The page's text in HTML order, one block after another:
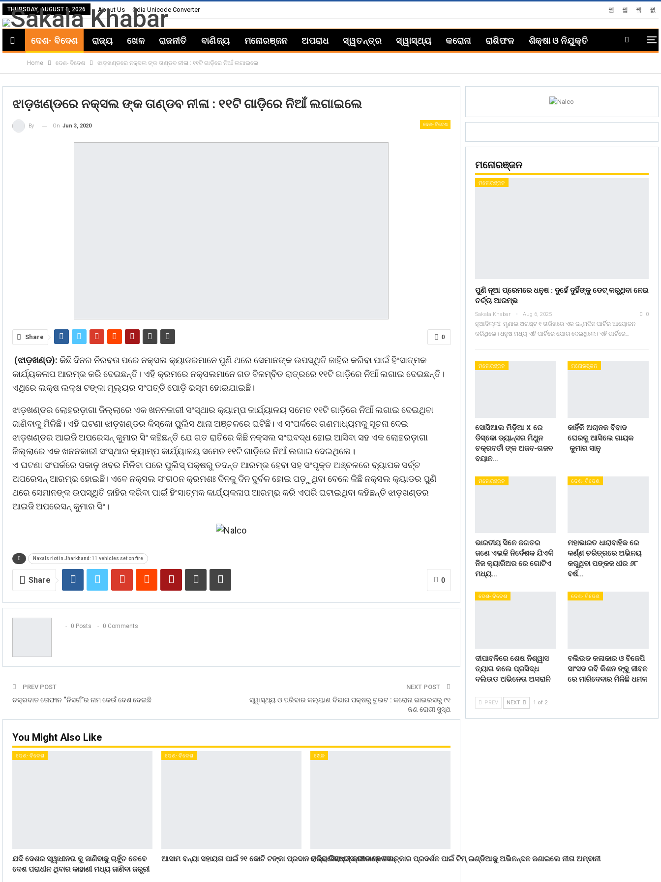
THURSDAY, AUGUST 6, 2026 About Us Odia Unicode Converter
ଦେଶ- ବିଦେଶ ରାଜ୍ୟ ଖେଳ ରାଜନୀତି ବାଣିଜ୍ୟ ମନୋରଞ୍ଜନ ଅପରାଧ ସ୍ୱତନ୍ତ୍ର ସ୍ୱାସ୍ଥ୍ୟ କରୋନା ରାଶିଫଳ ଶିକ୍ଷା ଓ ନିଯୁକ୍ତି
Home ଦେଶ- ବିଦେଶ ଝାଡ଼ଖଣ୍ଡରେ ନକ୍ସଲ ଙ୍କ ତାଣ୍ଡବ ନୀଳା : ୧୧ଟି ଗାଡ଼ିରେ ନିଆଁ ଲଗାଇଲେ
ଝାଡ଼ଖଣ୍ଡରେ ନକ୍ସଲ ଙ୍କ ତାଣ୍ଡବ ନୀଳା : ୧୧ଟି ଗାଡ଼ିରେ ନିଆଁ ଲଗାଇଲେ
ଦେଶ- ବିଦେଶ
By On Jun 3, 2020
0
Share
(ଝାଡ଼ଖଣ୍ଡ): କିଛି ଦିନର ନିରବତା ପରେ ନକ୍ସଲ କ୍ୟାଡରମାନେ ପୁଣି ଥରେ ସେମାନଙ୍କ ଉପସ୍ଥିତି ଜାହିର କରିବା ପାଇଁ ହିଂସାତ୍ମକ
କାର୍ଯ୍ୟକଳାପ ଆରମ୍ଭ କରି ଦେଇଛନ୍ତି। ଏହି କ୍ରମରେ ନକ୍ସଲମାନେ ଗତ ବିଳମ୍ବିତ ରାତ୍ରରେ ୧୧ଟି ଗାଡ଼ିରେ ନିଆଁ ଲଗାଇ ଦେଇଛନ୍ତି।
ଏଥିରେ ଲକ୍ଷ ଲକ୍ଷ ଟଙ୍କା ମୂଲ୍ୟର ସଂପତ୍ତି ପୋଡ଼ି ଭସ୍ମ ହୋଇଯାଇଛି।
ଝାଡ଼ଖଣ୍ଡର ଲୋହରଡ଼ାଗା ଜିଲ୍ଲାରେ ଏକ ଖନନକାରୀ ସଂସ୍ଥାର କ୍ୟାମ୍ପ କାର୍ଯ୍ୟାଳୟ ସମେତ ୧୧ଟି ଗାଡ଼ିରେ ନିଆଁ ଲଗାଇ ଦେଇଥିବା
ଜାଣିବାକୁ ମିଳିଛି। ଏହି ଘଟଣା ଝାଡ଼ଖଣ୍ଡର କିସ୍କୋ ପୁଲିସ ଥାନା ଅଞ୍ଚଳରେ ଘଟିଛି। ଏ ସଂପର୍କରେ ଗଣମାଧ୍ୟମକୁ ସୂଚନା ଦେଇ
ଝାଡ଼ଖଣ୍ଡର ଆଇଜି ଅପରେସନ୍‌ କୁମାର ସିଂ କହିଛନ୍ତି ଯେ ଗତ ରାତିରେ କିଛି ନକ୍ସଲ ସଂଘବଦ୍ଧ ହୋଇ ଆସିବା ସହ ଏକ ଲୋହରଡ଼ାଗା
ଜିଲ୍ଲାରେ ଏକ ଖନନକାରୀ ସଂସ୍ଥାର କ୍ୟାମ୍ପ କାର୍ଯ୍ୟାଳୟ ସମେତ ୧୧ଟି ଗାଡ଼ିରେ ନିଆଁ ଲଗାଇ ଦେଇଥିଲେ।
ଏ ଘଟଣା ସଂପର୍କରେ ସକାଳୁ ଖବର ମିଳିବା ପରେ ପୁଲିସ୍‌ ପକ୍ଷରୁ ତଦନ୍ତ ଆରମ୍ଭ ହେବା ସହ ସଂପୃକ୍ତ ଅଞ୍ଚଳରେ ବ୍ୟାପକ ସର୍ଚ୍ଚ
ଅପରେସନ୍‌ ଆରମ୍ଭ ହୋଇଛି। ଏବେ ନକ୍ସଲ ସଂଗଠନ କ୍ରମଶଃ ଦିନକୁ ଦିନ ଦୁର୍ବଳ ହୋଇ ପଡ଼ୁଥିବା ବେଳେ କିଛି ନକ୍ସଲ କ୍ୟାଡର ପୁଣି
ଥରେ ସେମାନଙ୍କ ଉପସ୍ଥିତି ଜାହିର କରିବା ପାଇଁ ହିଂସାତ୍ମକ କାର୍ଯ୍ୟକଳାପ ଆରମ୍ଭ କରି ଏପରି ଘଟାଇଥିବା କହିଛନ୍ତି ଝାଡ଼ଖଣ୍ଡର
ଆଇଜି ଅପରେସନ୍‌ କୁମାର ସିଂ।
Naxals riot in Jharkhand: 11 vehicles set on fire
0
Share
0 Posts 0 Comments
PREV POST
ଚକ୍ରବାତ ତୋଫାନ “ନିସର୍ଗ”ର ନାମ କେଉଁ ଦେଶ ଦେଇଛି
NEXT POST
ସ୍ୱାସ୍ଥ୍ୟ ଓ ପରିବାର କଲ୍ୟାଣ ବିଭାଗ ପକ୍ଷରୁ ଟୁଇଟ : କରୋନା ଭାଇରସରୁ ୯୧
ଜଣ ରୋଗୀ ସୁସ୍ଥ
You Might Also Like
ଦେଶ- ବିଦେଶ
ଯଦି ଦେଶର ସ୍ୱାଧୀନତା କୁ ଜାଣିବାକୁ ଚାହୁଁଚ ତେବେ
ଦେଶ ପରାଧୀନ ଥିବାର କାହାଣୀ ମଧ୍ୟ ଜାଣିବା ଜରୁରୀ
ଦେଶ- ବିଦେଶ
ଆସାମ ବନ୍ୟା ସହାୟତା ପାଇଁ ୨୧ କୋଟି ଟଙ୍କା ପ୍ରଦାନ କରିବ ରିଲାଏନ୍ସ ଫାଉଣ୍ଡେସନ୍
ଖେଳ
ରାଜ୍ୟଗୋଷ୍ଠୀ କ୍ରୀଡାରେ ଚମତ୍କାର ପ୍ରଦର୍ଶନ ପାଇଁ ଟିମ୍ ଇଣ୍ଡିଆକୁ ଅଭିନନ୍ଦନ ଜଣାଇଲେ ନୀତା ଅମ୍ବାନୀ
ମନୋରଞ୍ଜନ
ମନୋରଞ୍ଜନ
ପୁଣି ନୂଆ ପ୍ରେମରେ ଧନୁଷ : ଦୁହେଁ ଦୁହିଁଙ୍କୁ ଡେଟ୍ କରୁଥିବା ନେଇ
ଚର୍ଚ୍ଚା ଆରମ୍ଭ
Sakala Khabar Aug 6, 2025 0
ନୂଆଦିଲ୍ଲୀ: ମୃଣାଲ ଅଗଷ୍ଟ ୧ ତାରିଖରେ ଏକ ଜନ୍ମଦିନ ପାର୍ଟିର ଆୟୋଜନ
କରିଥିଲେ। ଧନୁଷ ମଧ୍ୟ ଏହି ପାର୍ଟିରେ ଯୋଗ ଦେଇଥିଲେ। ଏହି ପାର୍ଟିରେ…
ମନୋରଞ୍ଜନ
ସୋସିଆଲ ମିଡ଼ିଆ X ରେ
ଡିସ୍କୋ ଡ୍ୟାନ୍ସର ମିଥୁନ
ଚକ୍ରବର୍ତୀ ଙ୍କ ଅଜବ-ଗଜବ
ବୟାନ…
ମନୋରଞ୍ଜନ
କାହିଁକି ଅଚାନକ ବିବାଦ
ଘେରକୁ ଆସିଲେ ଗାୟକ
କୁମାର ସାନୁ
ମନୋରଞ୍ଜନ
ଭାରତୀୟ ସିନେ ଜଗତର
ଜଣେ ଏଭଳି ନିର୍ଦେଶକ ଯିଏକି
ନିଜ କ୍ୟାରିଅର ରେ ଗୋଟିଏ
ମଧ୍ୟ…
ଦେଶ- ବିଦେଶ
ମହାଭାରତ ଧାରାବାହିକ ରେ
କର୍ଣ୍ଣ ଚରିତ୍ରରେ ଅଭିନୟ
କରୁଥିବା ପଙ୍କଜ ଧୀର ୬୮
ବର୍ଷ…
ଦେଶ- ବିଦେଶ
ଦୀପାବଳିରେ ଶେଷ ନିଶ୍ୱାସ
ତ୍ୟାଗ କଲେ ପ୍ରସିଦ୍ଧ
ବଲିଉଡ ଅଭିନେତା ଅସରାନି
ଦେଶ- ବିଦେଶ
ବଲିଉଡ କଳାକାର ଓ ବିଜେପି
ସାଂସଦ ରବି କିଶନ ଙ୍କୁ ଜୀବନ
ରେ ମାରିଦେବାର ମିଳିଛି ଧମକ
PREV NEXT 1 of 2